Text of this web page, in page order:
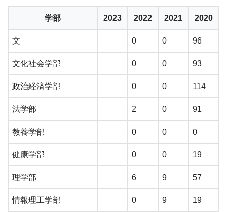
学部 2023 2022 2021 2020
文 0 0 96
文化社会学部 0 0 93
政治経済学部 0 0 114
法学部 2 0 91
教養学部 0 0 0
健康学部 0 0 19
理学部 6 9 57
情報理工学部 0 9 19